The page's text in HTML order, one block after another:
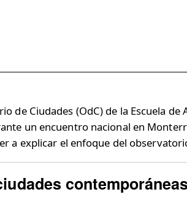
de Ciudades (OdC) de la Escuela
un encuentro nacional en
a explicar el enfoque del
contemporáneas